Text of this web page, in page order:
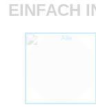
EINFACH